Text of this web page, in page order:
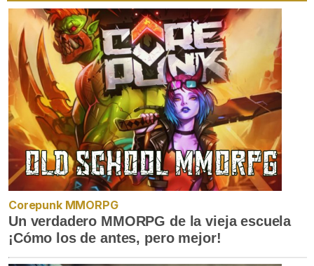
Corepunk MMORPG
Un verdadero MMORPG de la vieja escuela
¡Cómo los de antes, pero mejor!